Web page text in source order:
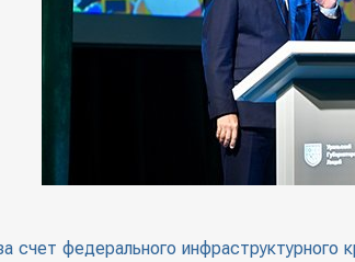
счет федерального